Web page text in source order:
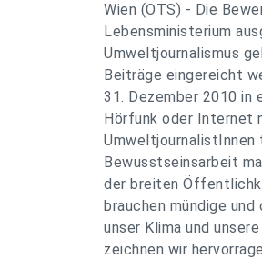
Wien (OTS) - Die
Lebensministerium
Umweltjournalismus
Beiträge eingereicht
31. Dezember 2010 in
Hörfunk oder Internet
UmweltjournalistInnen
Bewusstseinsarbeit
der breiten
brauchen mündige
unser Klima und
zeichnen wir